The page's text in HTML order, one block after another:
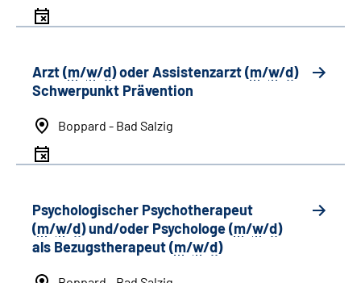
Arzt (m/w/d) oder Assistenzarzt (m/w/d)
Schwerpunkt Prävention
Boppard - Bad Salzig
Psychologischer Psychotherapeut
(m/w/d) und/oder Psychologe (m/w/d)
als Bezugstherapeut (m/w/d)